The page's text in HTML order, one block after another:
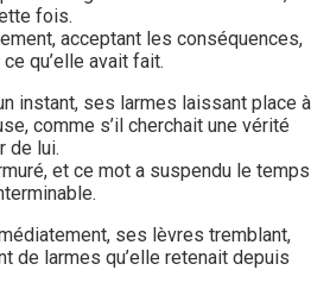
fois.
acceptant les conséquences,
qu’elle avait fait.
instant, ses larmes laissant place à
comme s’il cherchait une vérité
de lui.
et ce mot a suspendu le temps
ses lèvres tremblant,
de larmes qu’elle retenait depuis